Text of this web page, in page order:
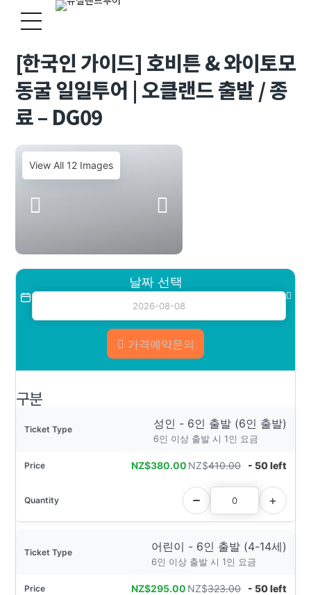
[한국인 가이드] 호비튼 & 와이토모
동굴 일일투어 | 오클랜드 출발 / 종
료 – DG09
View All 12 Images
날짜 선택
가격예약문의
구분
성인 - 6인 출발 (6인 출발)
6인 이상 출발 시 1인 요금
NZ$380.00 NZ$410.00 - 50 left
어린이 - 6인 출발 (4-14세)
6인 이상 출발 시 1인 요금
NZ$295.00 NZ$323.00 - 50 left